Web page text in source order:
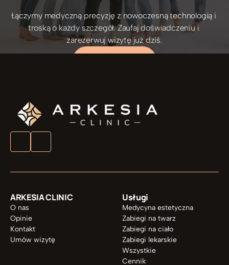
5/5 Opinie pacjentów
Łączymy medyczną precyzję z nowoczesną technologią i
troską o każdy szczegół. Zaufaj doświadczeniu i
zarezerwuj wizytę już dziś.
ARKESIA CLINIC
O nas
Opinie
Kontakt
Umów wizytę
Usługi
Medycyna estetyczna
Zabiegi na twarz
Zabiegi na ciało
Zabiegi lekarskie
Wszystkie
Cennik